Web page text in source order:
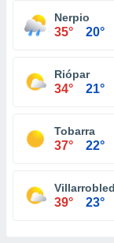
Nerpio
35° 20°
Riópar
34° 21°
Tobarra
37° 22°
39° 23°